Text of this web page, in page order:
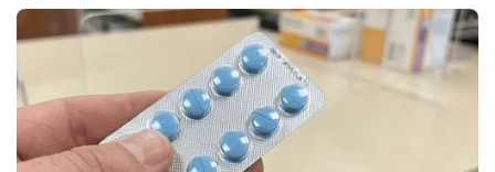
Эта фраза. Такая невероятно запоздалая.
Такая жалко бесполезная.
Елена медленно покачала головой. Она
встала, разгладив ткань своего костюма. Её
силуэт, очерченный на фоне окна сорокового
этажа, казался монументальным.